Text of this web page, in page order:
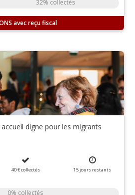
32% collectés
digne pour les migrants
40 €collectés 15jours restants
0% collectés